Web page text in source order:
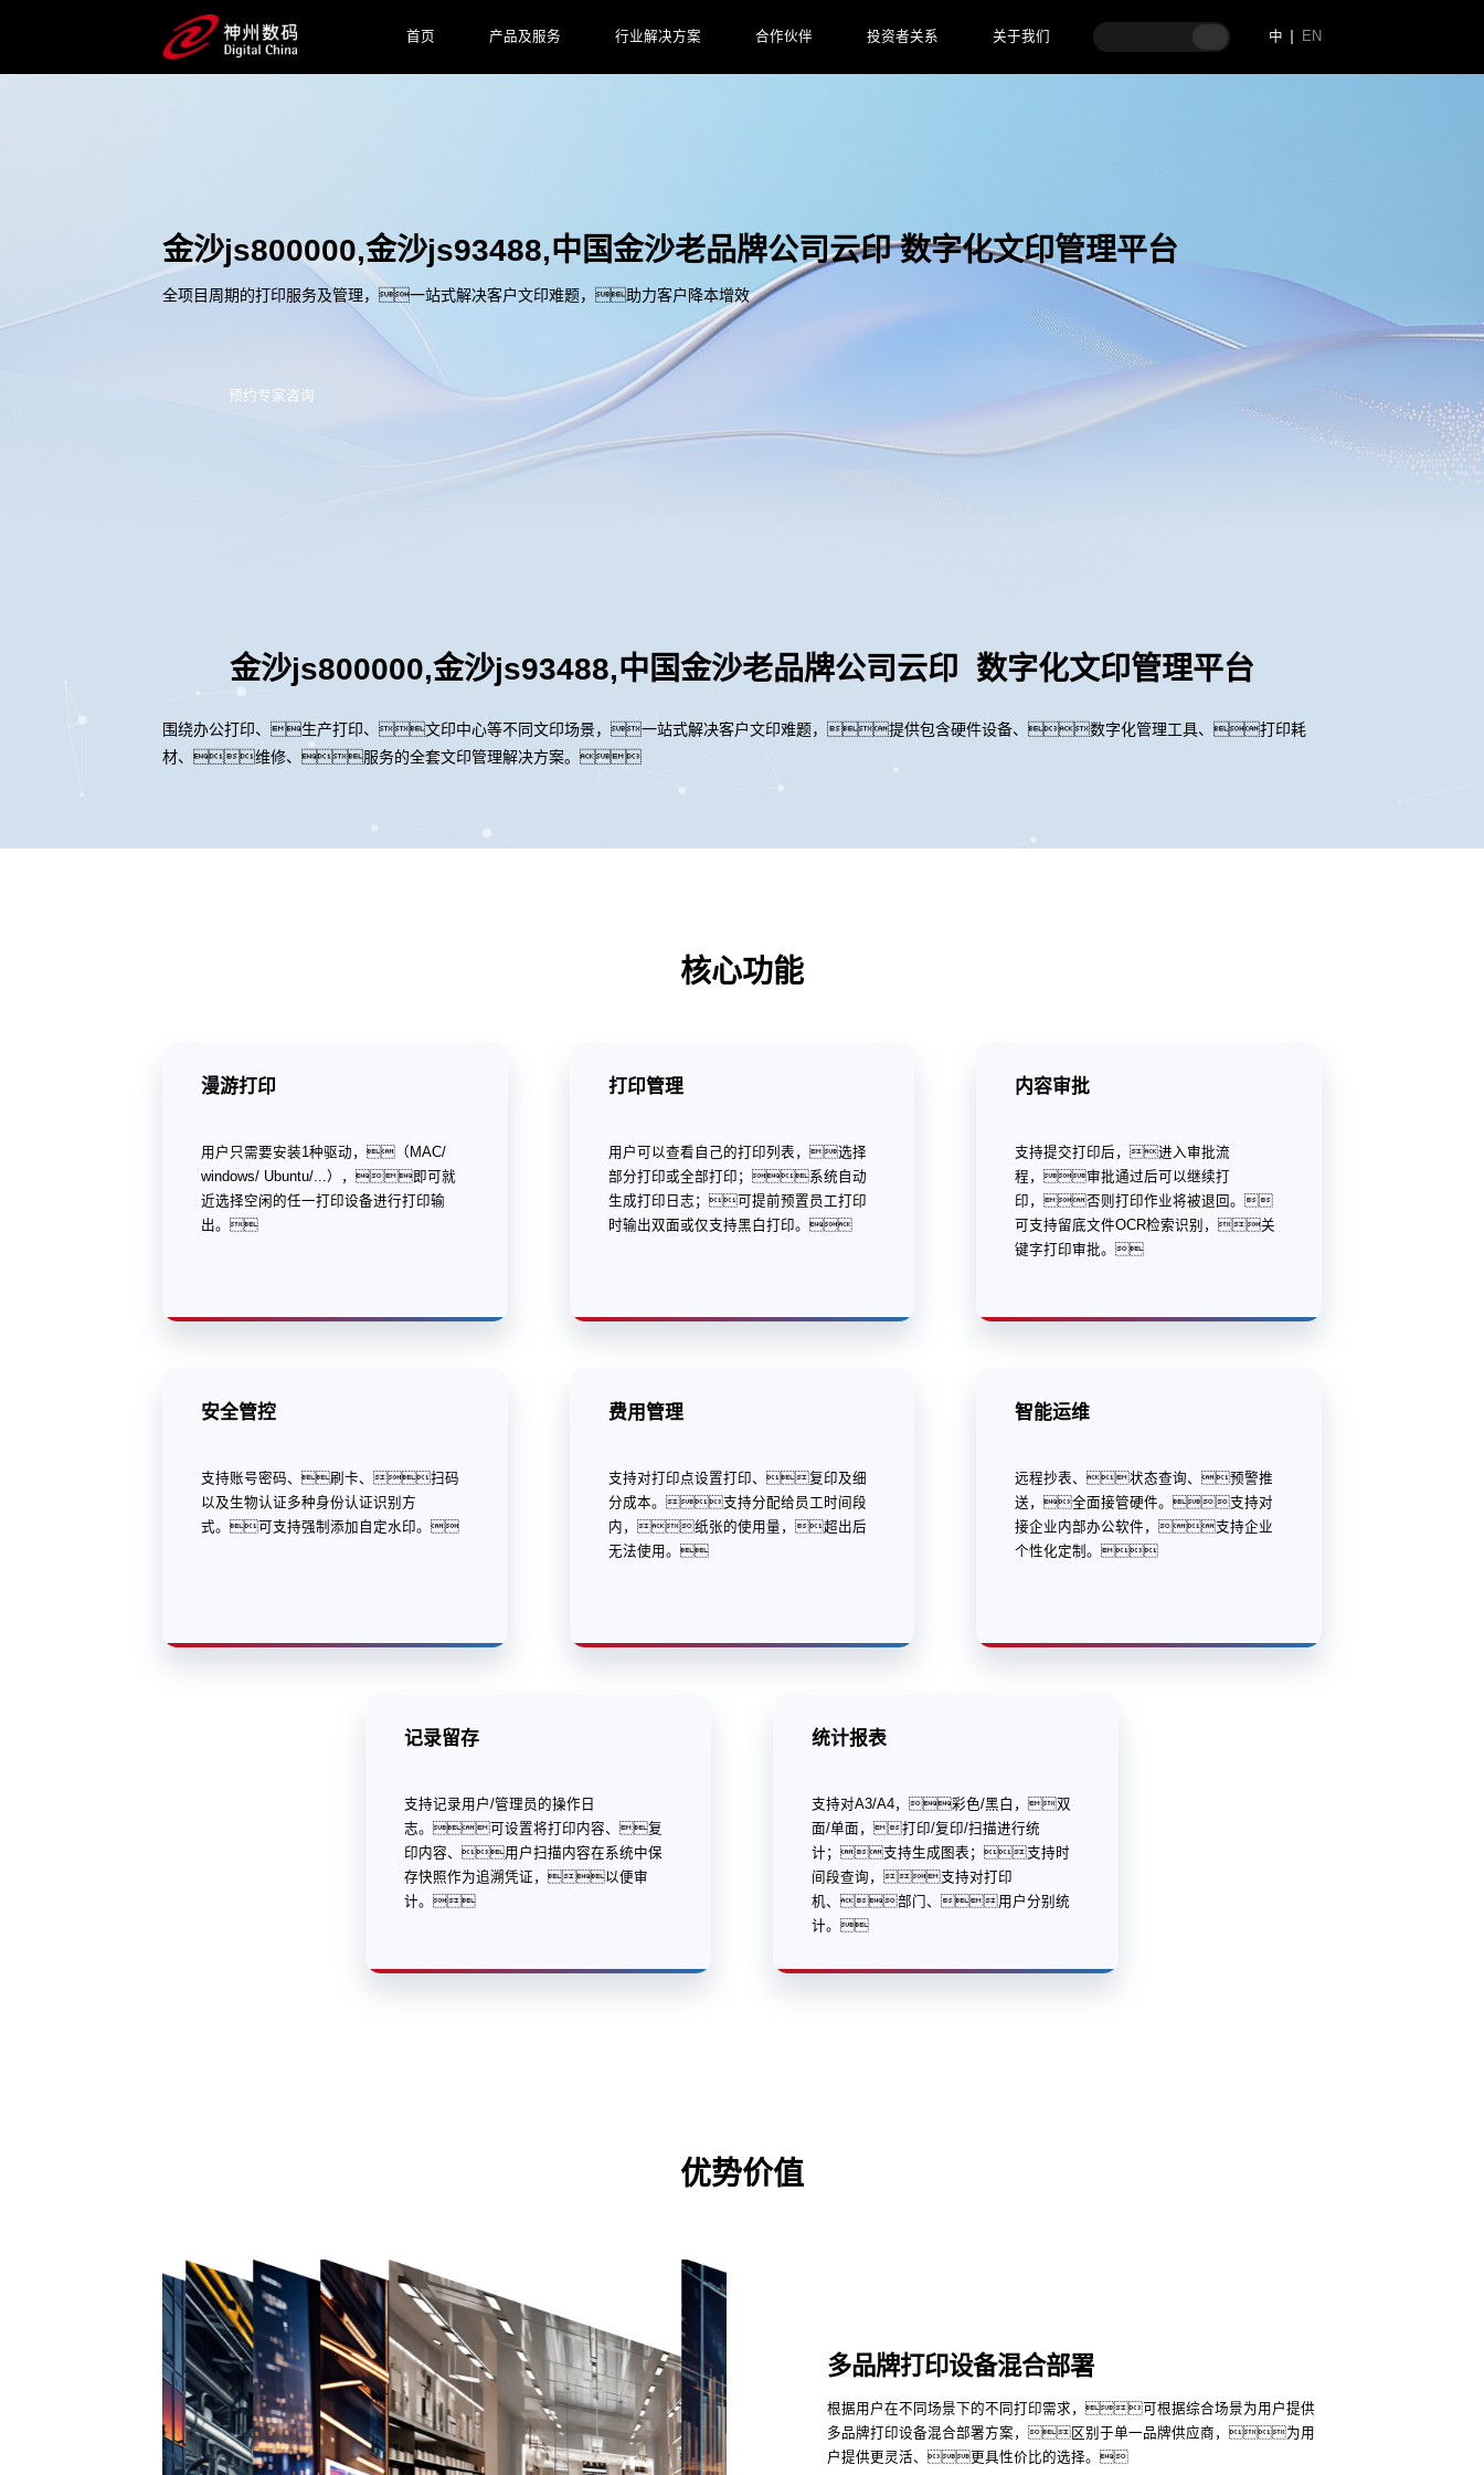
首页 产品及服务 行业解决方案 合作伙伴 投资者关系 关于我们 中 EN
金沙js800000,金沙js93488,中国金沙老品牌公司云印 数字化文印管理平台
全项目周期的打印服务及管理，一站式解决客户文印难题，助力客户降本增效
预约专家咨询
金沙js800000,金沙js93488,中国金沙老品牌公司云印 数字化文印管理平台
围绕办公打印、生产打印、文印中心等不同文印场景，一站式解决客户文印难题，提供包含硬件设备、数字化管理工具、打印耗
材、维修、服务的全套文印管理解决方案。
核心功能
漫游打印
用户只需要安装1种驱动，（MAC/
windows/ Ubuntu/...），即可就
近选择空闲的任一打印设备进行打印输
出。
打印管理
用户可以查看自己的打印列表，选择
部分打印或全部打印；系统自动
生成打印日志；可提前预置员工打印
时输出双面或仅支持黑白打印。
内容审批
支持提交打印后，进入审批流
程，审批通过后可以继续打
印，否则打印作业将被退回。
可支持留底文件OCR检索识别，关
键字打印审批。
安全管控
支持账号密码、刷卡、扫码
以及生物认证多种身份认证识别方
式。可支持强制添加自定水印。
费用管理
支持对打印点设置打印、复印及细
分成本。支持分配给员工时间段
内，纸张的使用量，超出后
无法使用。
智能运维
远程抄表、状态查询、预警推
送，全面接管硬件。支持对
接企业内部办公软件，支持企业
个性化定制。
记录留存
支持记录用户/管理员的操作日
志。可设置将打印内容、复
印内容、用户扫描内容在系统中保
存快照作为追溯凭证，以便审
计。
统计报表
支持对A3/A4，彩色/黑白，双
面/单面，打印/复印/扫描进行统
计；支持生成图表；支持时
间段查询，支持对打印
机、部门、用户分别统
计。
优势价值
多品牌打印设备混合部署
根据用户在不同场景下的不同打印需求，可根据综合场景为用户提供
多品牌打印设备混合部署方案，区别于单一品牌供应商，为用
户提供更灵活、更具性价比的选择。